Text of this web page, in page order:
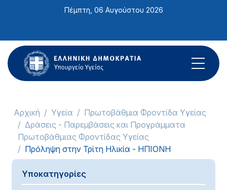
ιστότοπος
περιλαμβάνει
ένα
σύστημα
Πέμπτη, 06 Αυγούστου 2026
Αρχική Υγεία
Πρωτοβάθμια Φροντίδα Υγείας
Δράσεις - Παρεμβάσεις και Προγράμματα
Πρωτοβάθμιας Φροντίδας Υγείας
Πρόληψη στην Τρίτη Ηλικία - ΗΠΙΟΝΗ
Υποκατηγορίες